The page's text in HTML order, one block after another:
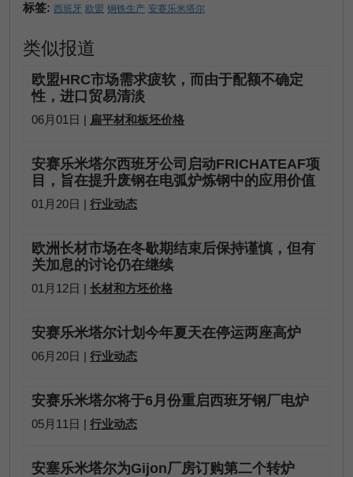
标签: 西班牙 欧盟 钢铁生产 安赛乐米塔尔
类似报道
欧盟HRC市场需求疲软，而由于配额不确定
性，进口贸易清淡
06月01日 | 扁平材和板坯价格
安赛乐米塔尔西班牙公司启动FRICHATEAF项
目，旨在提升废钢在电弧炉炼钢中的应用价值
01月20日 | 行业动态
欧洲长材市场在冬歇期结束后保持谨慎，但有
关加息的讨论仍在继续
01月12日 | 长材和方坯价格
安赛乐米塔尔计划今年夏天在停运两座高炉
06月20日 | 行业动态
安赛乐米塔尔将于6月份重启西班牙钢厂电炉
05月11日 | 行业动态
安塞乐米塔尔为Gijon厂房订购第二个转炉